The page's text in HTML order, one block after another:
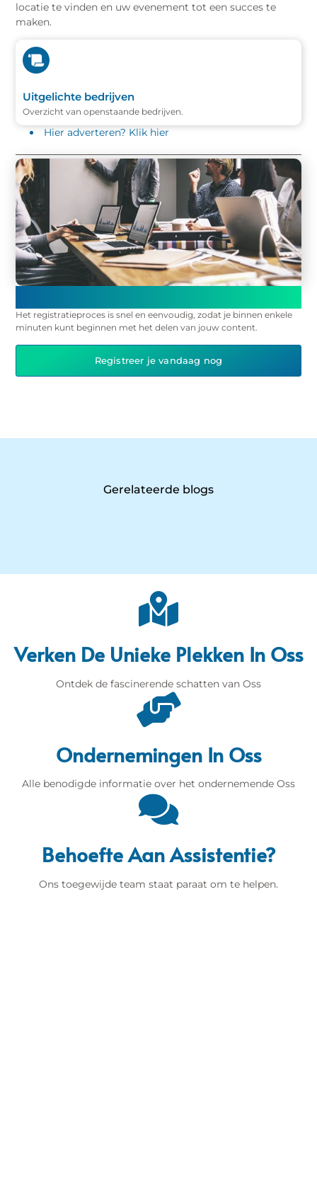
locatie te vinden en uw evenement tot een succes te
maken.
Uitgelichte bedrijven
Overzicht van openstaande bedrijven.
Hier adverteren? Klik hier
Het registratieproces is snel en eenvoudig, zodat je binnen enkele
minuten kunt beginnen met het delen van jouw content.
Registreer je vandaag nog
Gerelateerde blogs
Verken De Unieke Plekken In Oss
Ontdek de fascinerende schatten van Oss
Ondernemingen In Oss
Alle benodigde informatie over het ondernemende Oss
Behoefte Aan Assistentie?
Ons toegewijde team staat paraat om te helpen.